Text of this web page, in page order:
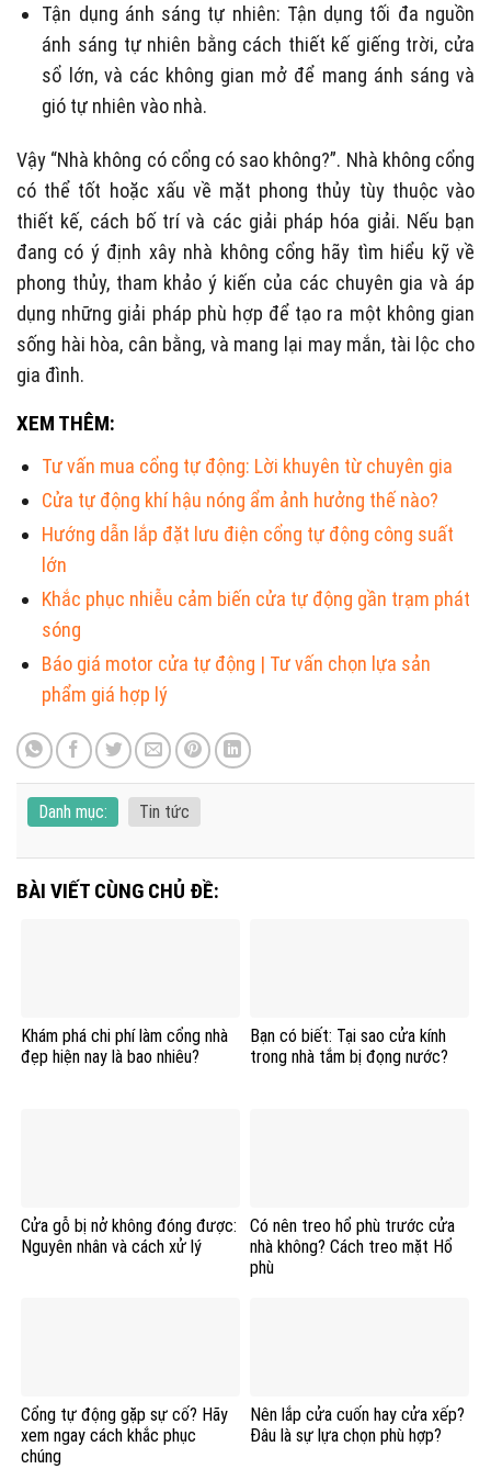
Tận dụng ánh sáng tự nhiên: Tận dụng tối đa nguồn
ánh sáng tự nhiên bằng cách thiết kế giếng trời, cửa
sổ lớn, và các không gian mở để mang ánh sáng và
gió tự nhiên vào nhà.
Vậy “Nhà không có cổng có sao không?”. Nhà không cổng
có thể tốt hoặc xấu về mặt phong thủy tùy thuộc vào
thiết kế, cách bố trí và các giải pháp hóa giải. Nếu bạn
đang có ý định xây nhà không cổng hãy tìm hiểu kỹ về
phong thủy, tham khảo ý kiến của các chuyên gia và áp
dụng những giải pháp phù hợp để tạo ra một không gian
sống hài hòa, cân bằng, và mang lại may mắn, tài lộc cho
gia đình.
XEM THÊM:
Tư vấn mua cổng tự động: Lời khuyên từ chuyên gia
Cửa tự động khí hậu nóng ẩm ảnh hưởng thế nào?
Hướng dẫn lắp đặt lưu điện cổng tự động công suất
lớn
Khắc phục nhiễu cảm biến cửa tự động gần trạm phát
sóng
Báo giá motor cửa tự động | Tư vấn chọn lựa sản
phẩm giá hợp lý
Danh mục: Tin tức
BÀI VIẾT CÙNG CHỦ ĐỀ:
Khám phá chi phí làm cổng nhà
đẹp hiện nay là bao nhiêu?
Bạn có biết: Tại sao cửa kính
trong nhà tắm bị đọng nước?
Cửa gỗ bị nở không đóng được:
Nguyên nhân và cách xử lý
Có nên treo hổ phù trước cửa
nhà không? Cách treo mặt Hổ
phù
Cổng tự động gặp sự cố? Hãy
xem ngay cách khắc phục
chúng
Nên lắp cửa cuốn hay cửa xếp?
Đâu là sự lựa chọn phù hợp?